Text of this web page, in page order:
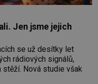
Jen jsme jejich
se už desítky let
rádiových signálů,
Nová studie však